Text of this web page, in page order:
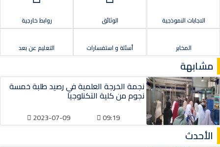
الاجابات النموذجية الوثائق روابط خارجية
المخابر أسئلة و استفسارات التعليم عن بعد
مشابهة
نجمة الخرجة العلمية في رصيد طلبة خمسة
نجوم من كلية التكنلوجيا
09:19
2023-07-09
الأحدث